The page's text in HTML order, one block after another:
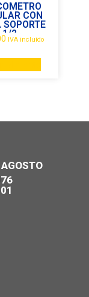
CON
SOPORTE
1/2
IVA incluído